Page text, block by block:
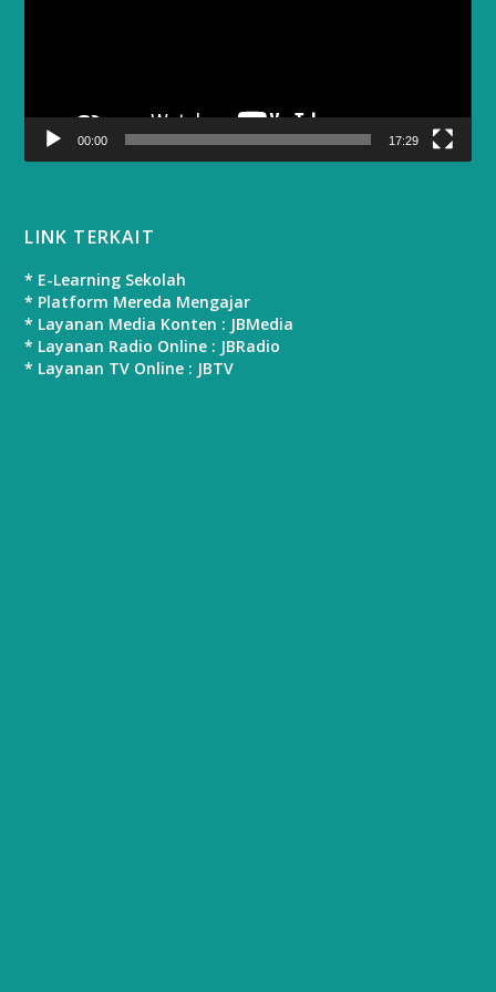
00:00 17:29
LINK TERKAIT
* E-Learning Sekolah
* Platform Mereda Mengajar
* Layanan Media Konten : JBMedia
* Layanan Radio Online : JBRadio
* Layanan TV Online : JBTV